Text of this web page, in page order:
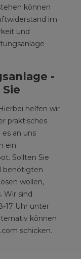
können
im
und
-
helfen wir
praktisches
es an uns
ein
Sollten Sie
benötigten
wollen,
Wir sind
17 Uhr unter
können
schicken.